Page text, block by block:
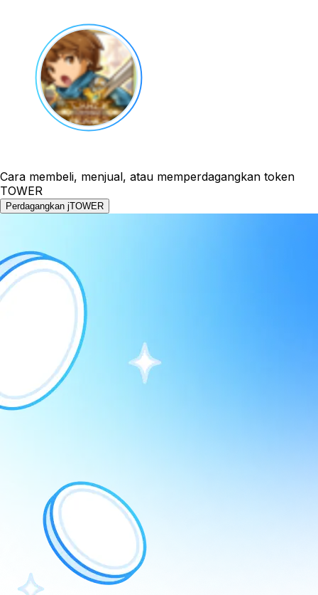
Cara membeli, menjual, atau memperdagangkan token
TOWER
Perdagangkan jTOWER